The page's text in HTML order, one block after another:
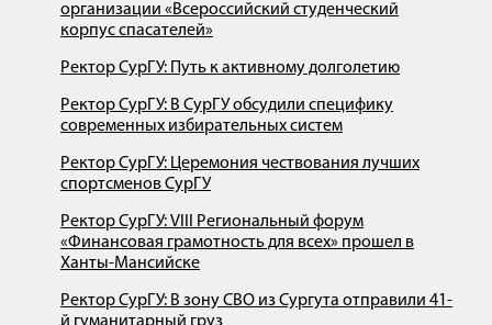
организации «Всероссийский студенческий
корпус спасателей»
Ректор СурГУ: Путь к активному долголетию
Ректор СурГУ: В СурГУ обсудили специфику
современных избирательных систем
Ректор СурГУ: Церемония чествования лучших
спортсменов СурГУ
Ректор СурГУ: VIII Региональный форум
«Финансовая грамотность для всех» прошел в
Ханты-Мансийске
Ректор СурГУ: В зону СВО из Сургута отправили 41-